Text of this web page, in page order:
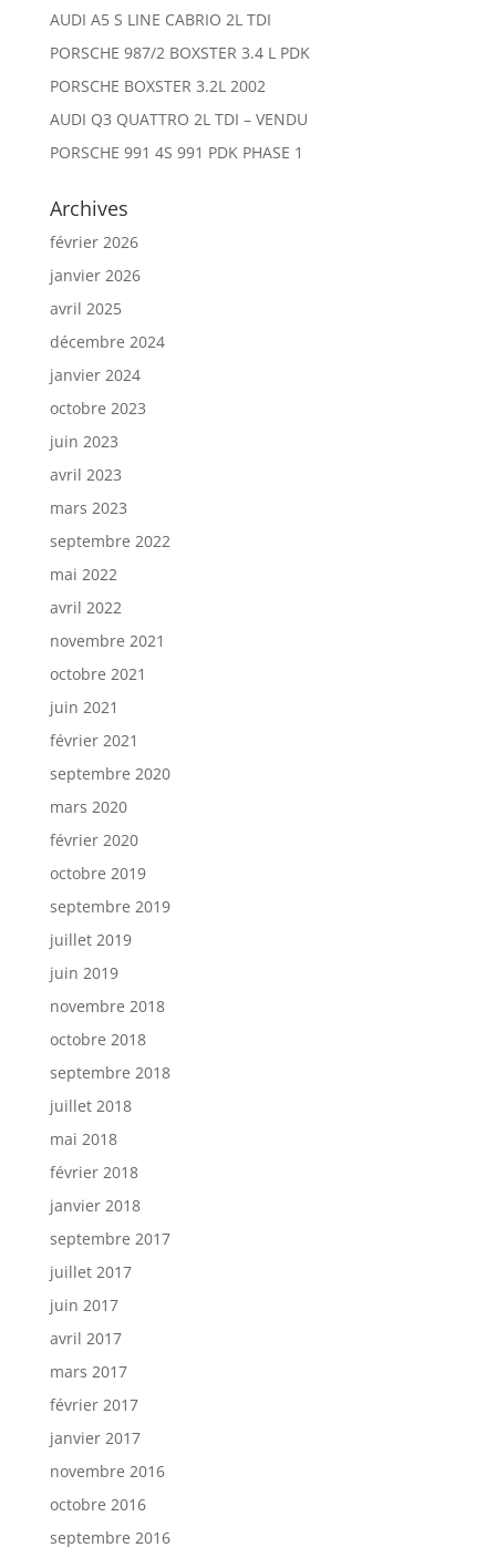
AUDI A5 S LINE CABRIO 2L TDI
PORSCHE 987/2 BOXSTER 3.4 L PDK
PORSCHE BOXSTER 3.2L 2002
AUDI Q3 QUATTRO 2L TDI – VENDU
PORSCHE 991 4S 991 PDK PHASE 1
Archives
février 2026
janvier 2026
avril 2025
décembre 2024
janvier 2024
octobre 2023
juin 2023
avril 2023
mars 2023
septembre 2022
mai 2022
avril 2022
novembre 2021
octobre 2021
juin 2021
février 2021
septembre 2020
mars 2020
février 2020
octobre 2019
septembre 2019
juillet 2019
juin 2019
novembre 2018
octobre 2018
septembre 2018
juillet 2018
mai 2018
février 2018
janvier 2018
septembre 2017
juillet 2017
juin 2017
avril 2017
mars 2017
février 2017
janvier 2017
novembre 2016
octobre 2016
septembre 2016